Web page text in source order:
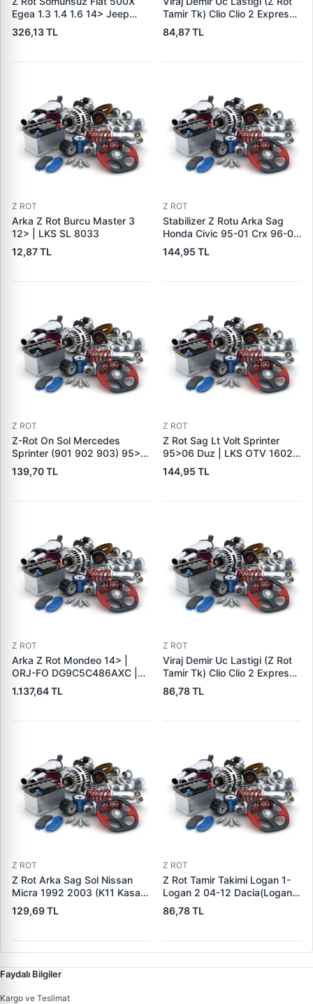
Egea 1.3 1.4 1.6 14> Jeep
Renegade 1.4 1.6 14> Alfa
Romeo Tonale 1.5 Hybrid 22>
51939949 53403318
326,13 TL
Tamir Tk) Clio Clio 2 Express
Kangoo Logan (Civatali) | BSC
799404 | OEM 7700799404
84,87 TL
Z ROT
Arka Z Rot Burcu Master 3
12> | LKS SL 8033
12,87 TL
Z ROT
Stabilizer Z Rotu Arka Sag
Honda Civic 95-01 Crx 96-01
| LKS OTHO 21009 | OEM
52320S04003
144,95 TL
Z ROT
Z-Rot On Sol Mercedes
Sprinter (901 902 903) 95> |
LKS OTV 16025 | OEM
A9053200489
139,70 TL
Z ROT
Z Rot Sag Lt Volt Sprinter
95>06 Duz | LKS OTV 16026
| OEM A9053200589
144,95 TL
Z ROT
Arka Z Rot Mondeo 14> |
ORJ-FO DG9C5C486AXC |
OEM DG9C 5C486 AXC
5182818
1.137,64 TL
Z ROT
Viraj Demir Uc Lastigi (Z Rot
Tamir Tk) Clio Clio 2 Express
Kangoo Logan (Civatali) |
LDM 339502 | OEM
86,78 TL
Z ROT
Z Rot Arka Sag Sol Nissan
Micra 1992 2003 (K11 Kasa) |
LKS OTN 12007 | OEM
562614F702 562614F725
129,69 TL
Z ROT
Z Rot Tamir Takimi Logan 1-
Logan 2 04-12 Dacia(Logan-
Sandero) Citroen(Jumper)
Fiat(Ducato) Peugeot(Boxer)
339501 | OEM 6001547138
86,78 TL
Faydalı Bilgiler
Kargo ve Teslimat